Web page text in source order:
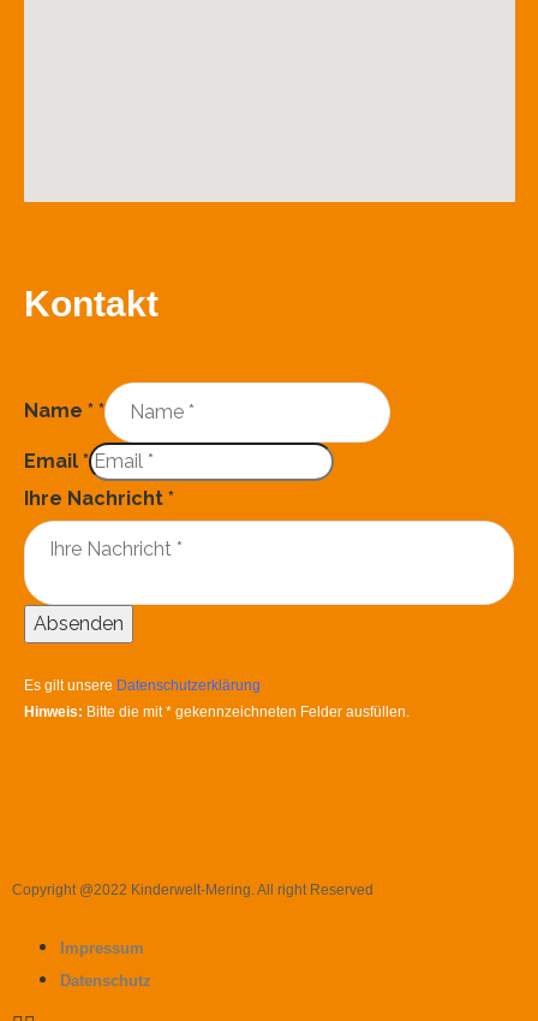
Kontakt
Name * *
Email *
Ihre Nachricht *
Absenden
Es gilt unsere Datenschutzerklärung
Hinweis: Bitte die mit* gekennzeichneten Felder ausfüllen.
Copyright @2022 Kinderwelt-Mering. All right Reserved
Impressum
Datenschutz